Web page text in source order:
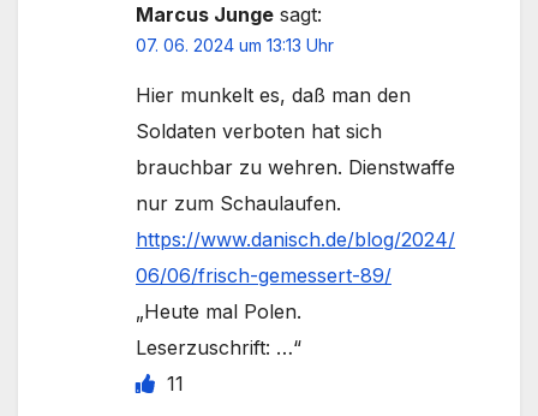
Marcus Junge sagt:
07. 06. 2024 um 13:13 Uhr
Hier munkelt es, daß man den
Soldaten verboten hat sich
brauchbar zu wehren. Dienstwaffe
nur zum Schaulaufen.
https://www.danisch.de/blog/2024/
06/06/frisch-gemessert-89/
„Heute mal Polen.
Leserzuschrift: …“
11